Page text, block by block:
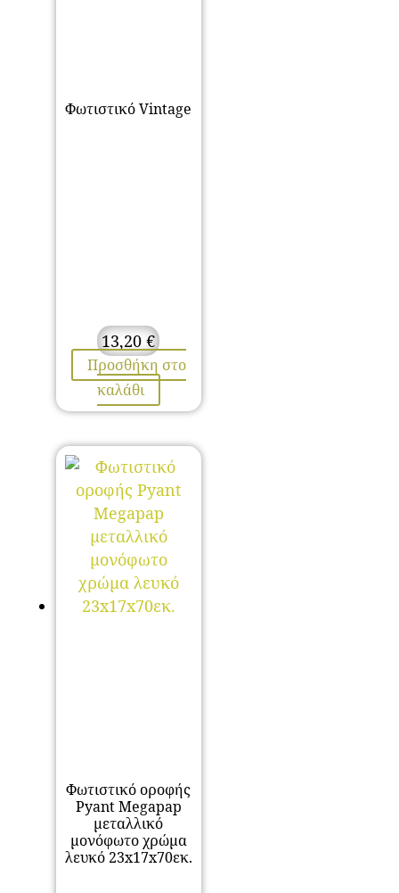
Φωτιστικό Vintage
13,20€
Προσθήκη στο
καλάθι
Φωτιστικό οροφής
Pyant Megapap
μεταλλικό
μονόφωτο χρώμα
λευκό 23x17x70εκ.